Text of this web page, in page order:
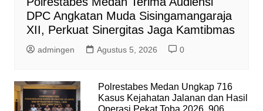
DPC Angkatan Muda Sisingamangaraja
XII, Perkuat Sinergitas Jaga Kamtibmas
admingen Agustus 5, 2026 0
Polrestabes Medan Ungkap 716
Kasus Kejahatan Jalanan dan Hasil
Operasi Pekat Toba 2026, 906